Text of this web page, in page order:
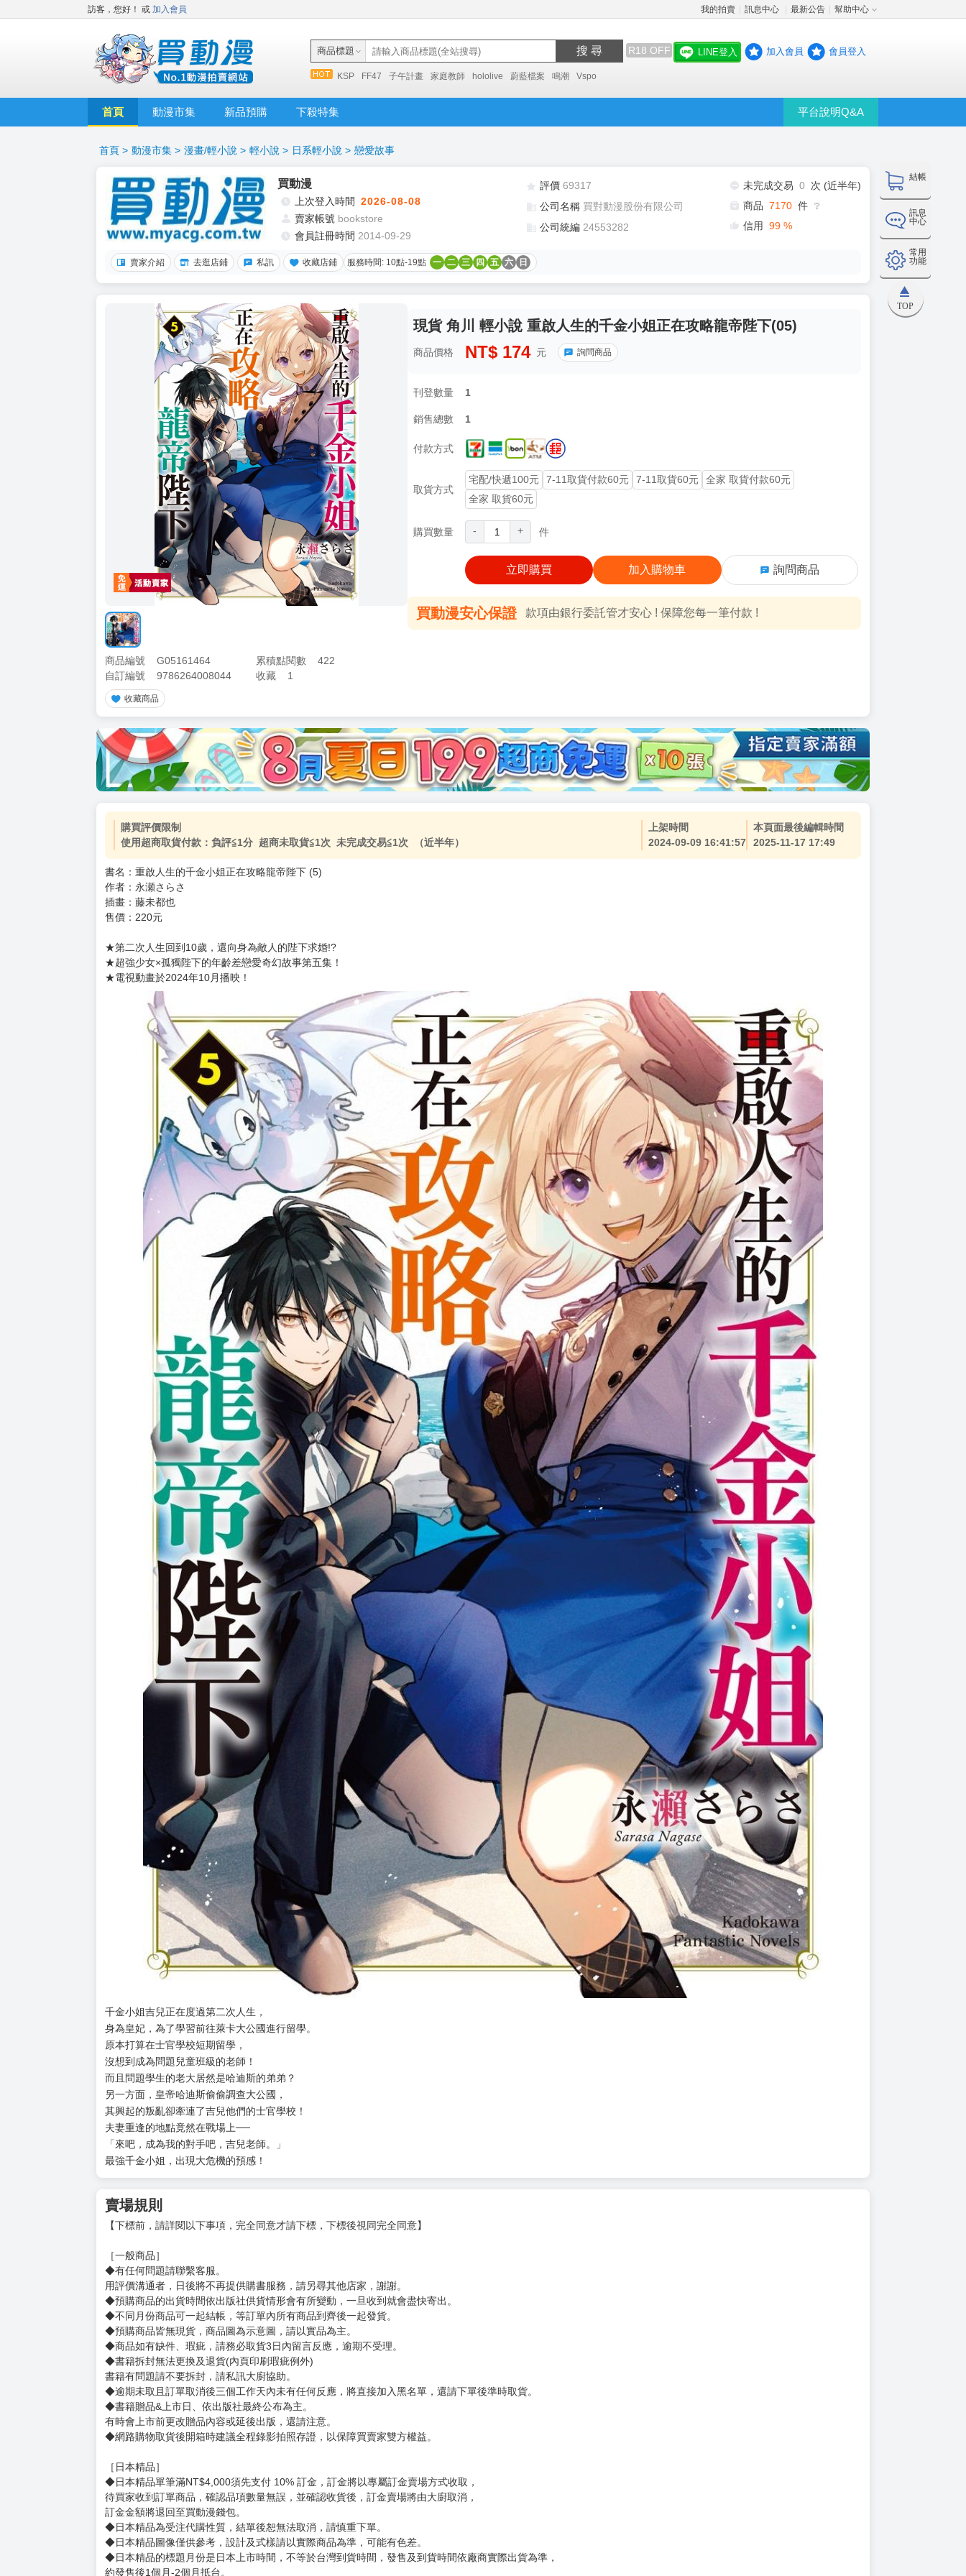
訪客，您好！ 或 加入會員 我的拍賣 訊息中心 最新公告 幫助中心
商品標題 搜 尋 R18 OFF
KSP FF47 子午計畫 家庭教師 hololive 蔚藍檔案 鳴潮 Vspo
LINE登入 加入會員 會員登入
首頁 動漫市集 新品預購 下殺特集 平台說明Q&A
結帳
訊息
中心
常用
功能
TOP
首頁 > 動漫市集 > 漫畫/輕小說 > 輕小說 > 日系輕小說 > 戀愛故事
買動漫
上次登入時間 2026-08-08
賣家帳號 bookstore
會員註冊時間 2014-09-29
評價 69317
公司名稱 買對動漫股份有限公司
公司統編 24553282
未完成交易 0
次 (近半年)
商品 7170 件 ❔
信用 99 %
賣家介紹 去逛店鋪 私訊 收藏店鋪 服務時間: 10點-19點 一 二 三 四 五 六 日
商品編號 G05161464 累積點閱數
422
自訂編號
9786264008044 收藏 1
收藏商品
現貨 角川 輕小說 重啟人生的千金小姐正在攻略龍帝陛下(05)
商品價格 NT$ 174 元 詢問商品
刊登數量 1
銷售總數 1
付款方式
取貨方式
宅配/快遞100元 7-11取貨付款60元 7-11取貨60元
全家 取貨付款60元
全家 取貨60元
購買數量 - + 件
立即購買 加入購物車 詢問商品
買動漫安心保證 款項由銀行委託管才安心 ! 保障您每一筆付款 !
加價購 ( 共
(加購品) 買動漫★《$15元-加固紙箱包裝》
購買評價限制
使用超商取貨付款：負評≦1分 超商未取貨≦1次 未完成交易≦1次 （近半年）
2024-09-09 16:41:57
書名：重啟人生的千金小姐正在攻略龍帝陛下 (5)
作者：永瀬さらさ
插畫：藤未都也
售價：220元
★第二次人生回到10歲，還向身為敵人的陛下求婚!?
★超強少女×孤獨陛下的年齡差戀愛奇幻故事第五集！
★電視動畫於2024年10月播映！
千金小姐吉兒正在度過第二次人生，
沒想到成為問題兒童班級的老師！
而且問題學生的老大居然是哈迪斯的弟弟？
其興起的叛亂卻牽連了吉兒他們的士官學校！
夫妻重逢的地點竟然在戰場上──
「來吧，成為我的對手吧，吉兒老師。」
最強千金小姐，出現大危機的預感！
賣場規則
【下標前，請詳閱以下事項，完全同意才請下標，下標後視同完全同意】
［一般商品］
◆有任何問題請聯繫客服。
用評價溝通者，日後將不再提供購書服務，請另尋其他店家，謝謝。
◆不同月份商品可一起結帳，等訂單內所有商品到齊後一起發貨。
◆預購商品皆無現貨，商品圖為示意圖，請以實品為主。
◆商品如有缺件、瑕疵，請務必取貨3日內留言反應，逾期不受理。
◆書籍拆封無法更換及退貨(內頁印刷瑕疵例外)
書籍有問題請不要拆封，請私訊大廚協助。
◆逾期未取且訂單取消後三個工作天內未有任何反應，將直接加入黑名單，還請下單後準時取貨。
◆書籍贈品&上市日、依出版社最終公布為主。
有時會上市前更改贈品內容或延後出版，還請注意。